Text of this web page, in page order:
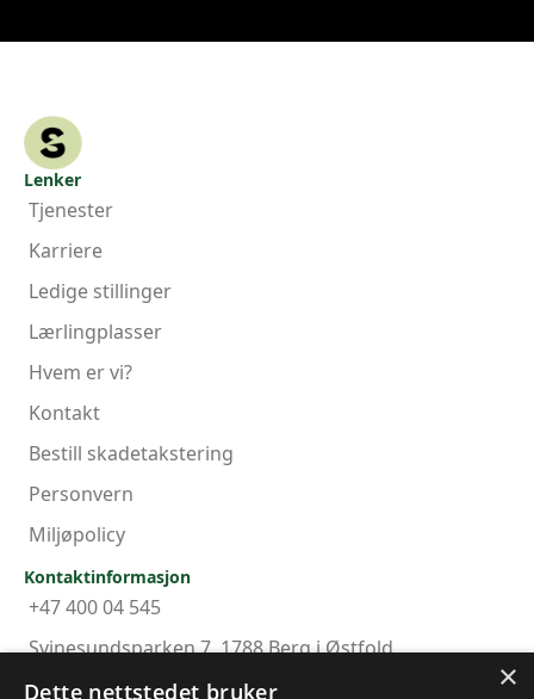
Lenker
Tjenester
Karriere
Ledige stillinger
Lærlingplasser
Hvem er vi?
Kontakt
Bestill skadetakstering
Personvern
Miljøpolicy
Kontaktinformasjon
+47 400 04 545
Svinesundsparken 7, 1788 Berg i Østfold
post@haldenskadesenter.no
×
Dette nettstedet bruker